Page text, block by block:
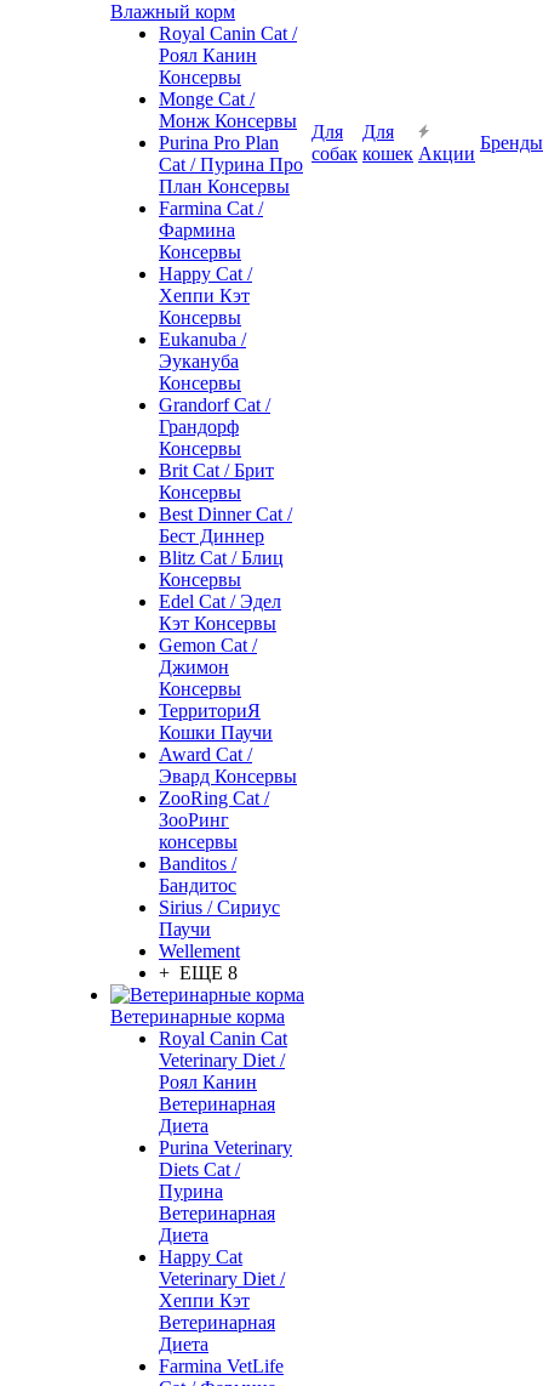
Влажный корм
Royal Canin Cat /
Роял Канин
Консервы
Monge Cat /
Монж Консервы
Purina Pro Plan
Cat / Пурина Про
План Консервы
Farmina Cat /
Фармина
Консервы
Happy Cat /
Хеппи Кэт
Консервы
Eukanuba /
Эукануба
Консервы
Grandorf Cat /
Грандорф
Консервы
Brit Cat / Брит
Консервы
Best Dinner Cat /
Бест Диннер
Blitz Cat / Блиц
Консервы
Edel Cat / Эдел
Кэт Консервы
Gemon Cat /
Джимон
Консервы
ТерриториЯ
Кошки Паучи
Award Cat /
Эвард Консервы
ZooRing Cat /
ЗооРинг
консервы
Banditos /
Бандитос
Sirius / Сириус
Паучи
Wellement
+ ЕЩЕ 8
Ветеринарные корма
Royal Canin Cat
Veterinary Diet /
Роял Канин
Ветеринарная
Диета
Purina Veterinary
Diets Cat /
Пурина
Ветеринарная
Диета
Happy Cat
Veterinary Diet /
Хеппи Кэт
Ветеринарная
Диета
Farmina VetLife
Для
собак
Для
кошек Акции
Бренды